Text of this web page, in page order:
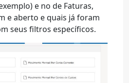
e no de Faturas,
e aberto e quais já foram
seus filtros específicos.